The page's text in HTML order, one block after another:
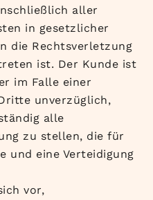
aller
in gesetzlicher
die Rechtsverletzung
ist. Der Kunde ist
im Falle einer
unverzüglich,
alle
zu stellen, die für
und eine Verteidigung
vor,